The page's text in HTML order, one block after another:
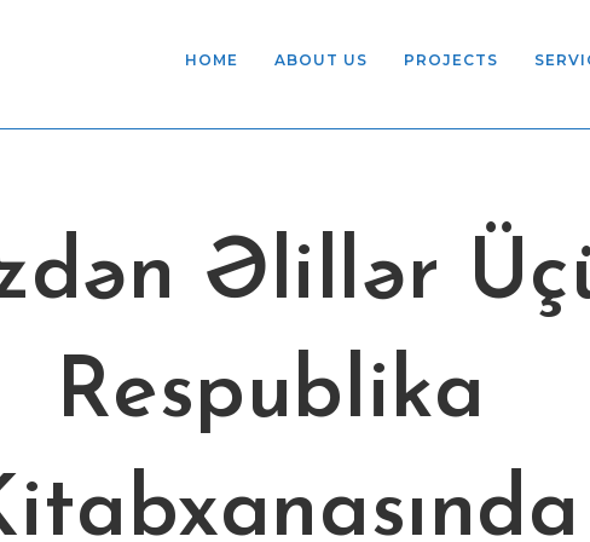
HOME ABOUT US PROJECTS
Əlillər
Respublika